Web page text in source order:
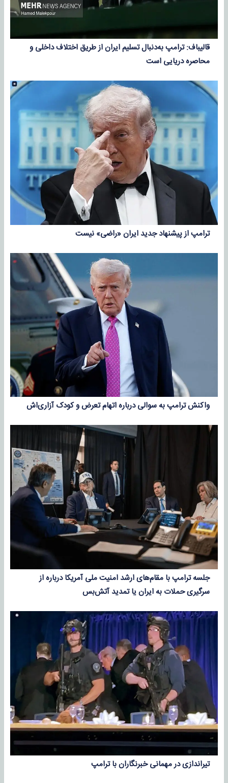
قالیباف: ترامپ به‌دنبال تسلیم ایران از طریق اختلاف داخلی و
محاصره دریایی است
ترامپ از پیشنهاد جدید ایران «راضی» نیست
واکنش ترامپ به سوالی درباره اتهام تعرض و کودک آزاری‌اش
جلسه ترامپ با مقام‌های ارشد امنیت ملی آمریکا درباره از
سرگیری حملات به ایران یا تمدید آتش‌بس
تیراندازی در مهمانی خبرنگاران با ترامپ